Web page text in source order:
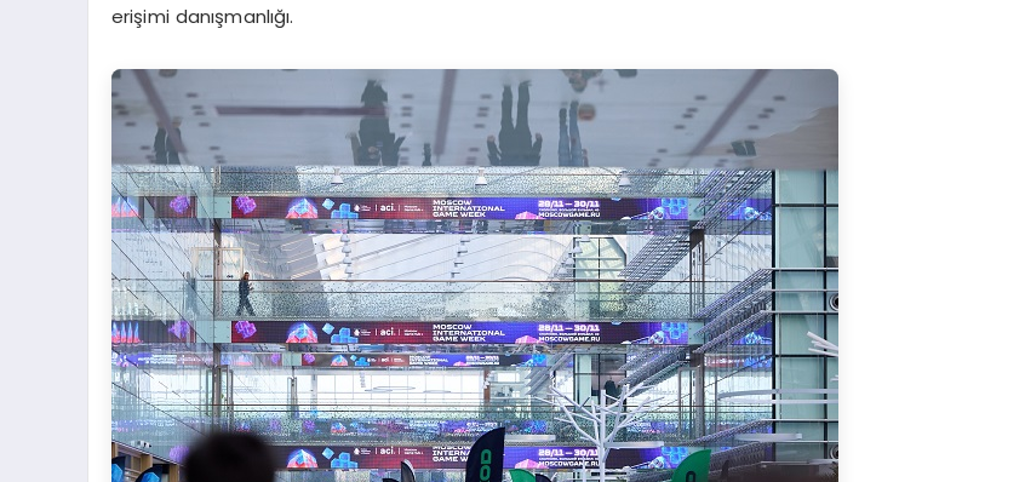
erişimi danışmanlığı.